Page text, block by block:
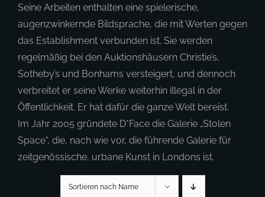
Seine Arbeiten enthalten eine spielerische,
augenzwinkernde Bildsprache, die mit Werten gegen
das Establishment verbunden ist. Sie werden
regelmäßig bei den Auktionshäusern Christie’s,
Sotheby’s und Bonhams versteigert, und dennoch
verbreitet er seine Werke weiterhin illegal in der
Öffentlichkeit. Er hat dafür die ganze Welt bereist.
Im Jahr 2005 gründete D*Face die Galerie „Stolen
Space“, die, nach wie vor, die führende Galerie für
zeitgenössische, urbane Kunst in Londons ist.
Sortieren nach Name